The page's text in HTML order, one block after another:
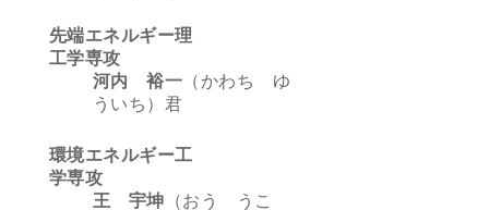
先端エネルギー理
工学専攻
河内 裕一 （かわち ゆ
ういち）君
環境エネルギー工
学専攻
王 宇坤 （おう うこ